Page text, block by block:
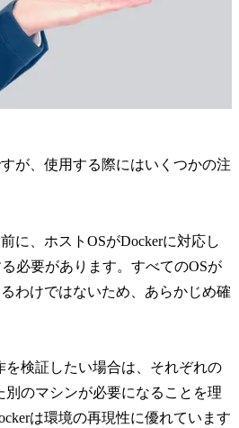
が、使用する際にはいくつかの注
に、ホストOSがDockerに対応し
必要があります。すべてのOSが
わけではないため、あらかじめ確
を検証したい場合は、それぞれの
別のマシンが必要になることを理
は環境の再現性に優れています